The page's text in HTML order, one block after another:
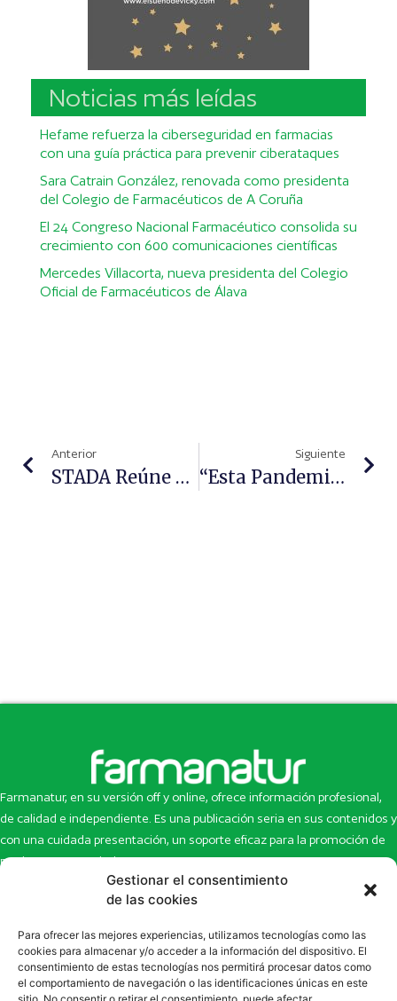
Gestionar el consentimiento
de las cookies
Para ofrecer las mejores experiencias, utilizamos tecnologías como las
cookies para almacenar y/o acceder a la información del dispositivo. El
consentimiento de estas tecnologías nos permitirá procesar datos como
el comportamiento de navegación o las identificaciones únicas en este
Noticias más leídas
Hefame refuerza la ciberseguridad en farmacias
con una guía práctica para prevenir ciberataques
Sara Catrain González, renovada como presidenta
del Colegio de Farmacéuticos de A Coruña
El 24 Congreso Nacional Farmacéutico consolida su
crecimiento con 600 comunicaciones científicas
Mercedes Villacorta, nueva presidenta del Colegio
Oficial de Farmacéuticos de Álava
Anterior
STADA Reúne A Más De 600 Farmacéuticos En Madrid Para Presentar Su Nueva Plataforma Digital De Servicios «STADA ActivA»
Siguiente
“Esta Pandemia Ha Puesto De Manifiesto Que Somos Parte Inseparable Del Sistema Sanitario”, Raquel García, Presidenta Del COF De Zaragoza
Farmanatur, en su versión off y online, ofrece información profesional,
de calidad e independiente. Es una publicación seria en sus contenidos y
con una cuidada presentación, un soporte eficaz para la promoción de
productos y novedades.
Inicio
Newsletter
Eco Multimedia
Contacto
Artículos
Escaparate
Enlaces de interés